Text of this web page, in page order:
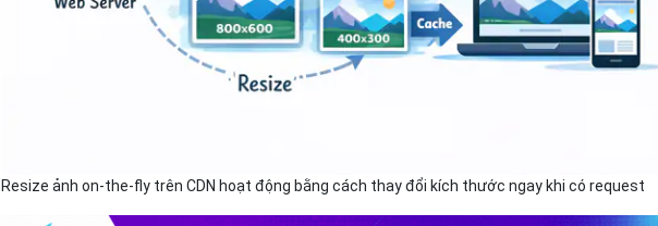
Resize ảnh on-the-fly trên CDN hoạt động bằng cách thay đổi kích thước ngay khi có request